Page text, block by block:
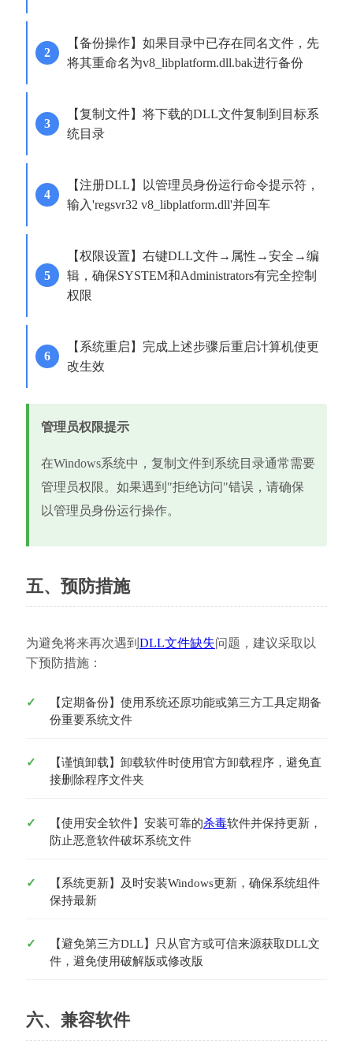
【备份操作】如果目录中已存在同名文件，先
将其重命名为v8_libplatform.dll.bak进行备份
【复制文件】将下载的DLL文件复制到目标系
统目录
【注册DLL】以管理员身份运行命令提示符，
输入'regsvr32 v8_libplatform.dll'并回车
【权限设置】右键DLL文件→属性→安全→编
辑，确保SYSTEM和Administrators有完全控制
权限
【系统重启】完成上述步骤后重启计算机使更
改生效
管理员权限提示
在Windows系统中，复制文件到系统目录通常需要
管理员权限。如果遇到"拒绝访问"错误，请确保
以管理员身份运行操作。
五、预防措施
为避免将来再次遇到 DLL文件缺失问题，建议采取以
下预防措施：
【定期备份】使用系统还原功能或第三方工具定期备
份重要系统文件
【谨慎卸载】卸载软件时使用官方卸载程序，避免直
接删除程序文件夹
【使用安全软件】安装可靠的杀毒软件并保持更新，
防止恶意软件破坏系统文件
【系统更新】及时安装Windows更新，确保系统组件
保持最新
【避免第三方DLL】只从官方或可信来源获取DLL文
件，避免使用破解版或修改版
六、兼容软件